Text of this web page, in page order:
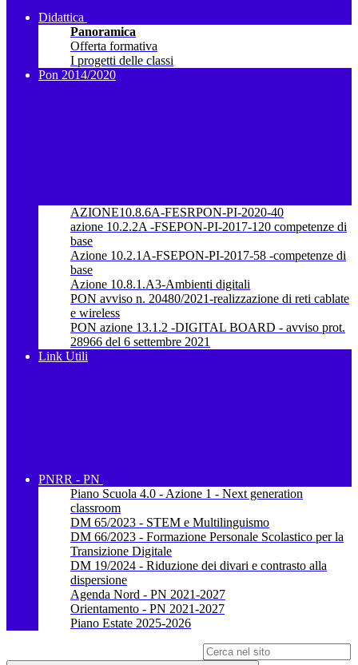
Didattica
Panoramica
Offerta formativa
I progetti delle classi
Pon 2014/2020
AZIONE10.8.6A-FESRPON-PI-2020-40
azione 10.2.2A -FSEPON-PI-2017-120 competenze di
base
Azione 10.2.1A-FSEPON-PI-2017-58 -competenze di
base
Azione 10.8.1.A3-Ambienti digitali
PON avviso n. 20480/2021-realizzazione di reti cablate
e wireless
PON azione 13.1.2 -DIGITAL BOARD - avviso prot.
28966 del 6 settembre 2021
Link Utili
PNRR - PN
Piano Scuola 4.0 - Azione 1 - Next generation
classroom
DM 65/2023 - STEM e Multilinguismo
DM 66/2023 - Formazione Personale Scolastico per la
Transizione Digitale
DM 19/2024 - Riduzione dei divari e contrasto alla
dispersione
Agenda Nord - PN 2021-2027
Orientamento - PN 2021-2027
Piano Estate 2025-2026